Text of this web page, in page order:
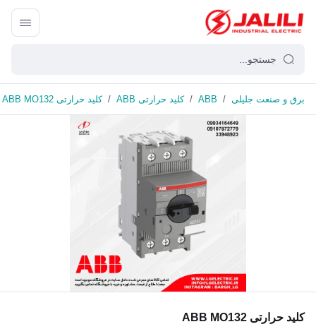
برق و صنعت جلیلی /
ABB
/ کلید حرارتی ABB / کلید حرارتی ABB MO132
کلید حرارتی ABB MO132